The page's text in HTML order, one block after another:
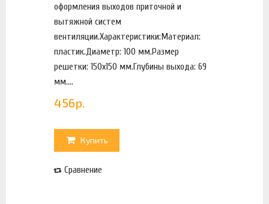
оформления выходов приточной и
вытяжной систем
вентиляции.Характеристики:Материал:
пластик.Диаметр: 100 мм.Размер
решетки: 150х150 мм.Глубины выхода: 69
мм....
456р.
Купить
Сравнение